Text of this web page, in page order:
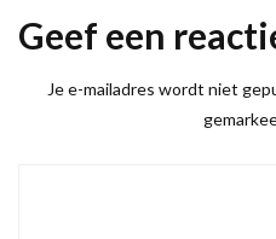
Geef een
Je e-mailadres wordt niet